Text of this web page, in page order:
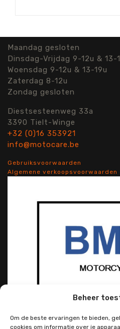
Beheer
Om de beste ervaringen te bieden,
cookies om informatie over je
Maandag gesloten
Dinsdag-Vrijdag 9-12u & 13-
Woensdag 9-12u & 13-19u
Zaterdag 8-12u
Zondag gesloten
Diestsesteenweg 33a
3390 Tielt-Winge
+32 (0)16 353921
info@motocare.be
Gebruiksvoorwaarden
Algemene verkoopsvoorwaarden